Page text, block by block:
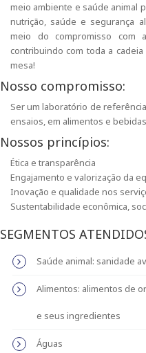
meio ambiente e saúde animal
nutrição, saúde e segurança
meio do compromisso com
contribuindo com toda a
mesa!
Nosso compromisso:
Ser um laboratório de
ensaios, em alimentos e
Nossos princípios:
Ética e transparência
Engajamento e valorização da
Inovação e qualidade nos
Sustentabilidade econômica,
SEGMENTOS
Saúde animal: sanidade
Alimentos: alimentos de
e seus ingredientes
Águas